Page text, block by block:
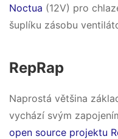
Noctua (12V) pro
šuplíku zásobu
RepRap
Naprostá většina
vychází svým
open source projektu